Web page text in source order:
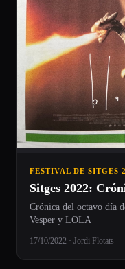
FESTIVAL DE SITGES
Sitges 2022:
Crónica del octavo día
Vesper y LOLA
17/10/2022 · Jordi Flotats